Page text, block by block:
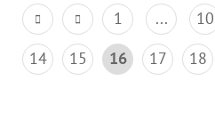
1 ... 10
14
15 16 17 18